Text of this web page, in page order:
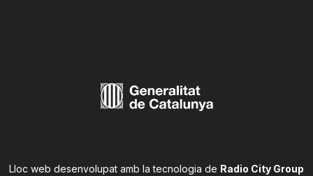
Lloc web desenvolupat amb la tecnologia de Radio City Group